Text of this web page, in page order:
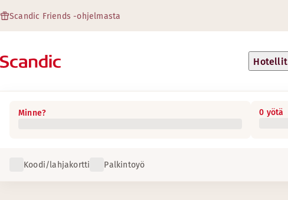
Scandic Friends -ohjelmasta
Hotellit
Minne? 0 yötä
Koodi/lahjakortti Palkintoyö